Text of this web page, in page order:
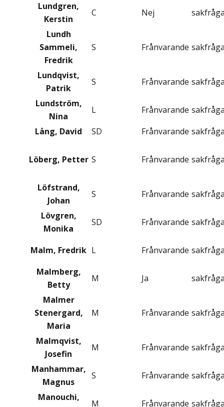
Lundgren,
Kerstin
C Nej
Lundh
Sammeli,
Fredrik
S Frånvarande
Lundqvist,
Patrik
S Frånvarande
Lundström,
Nina
L Frånvarande
Lång, David
SD Frånvarande
Löberg, Petter S Frånvarande
Löfstrand,
Johan
S Frånvarande
Lövgren,
Monika
SD Frånvarande
Malm, Fredrik L Frånvarande
Malmberg,
Betty
M Ja
Malmer
Stenergard,
Maria
M Frånvarande
Malmqvist,
Josefin
M Frånvarande
Manhammar,
Magnus
S Frånvarande
Manouchi,
M Frånvarande